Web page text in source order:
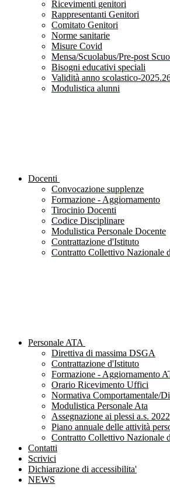
Ricevimenti genitori
Rappresentanti Genitori
Comitato Genitori
Norme sanitarie
Misure Covid
Mensa/Scuolabus/Pre-post
Bisogni educativi speciali
Validità anno scolastico-
Modulistica alunni
Docenti
Convocazione supplenze
Formazione - Aggiornamento
Tirocinio Docenti
Codice Disciplinare
Modulistica Personale Docente
Contrattazione d'Istituto
Contratto Collettivo Nazionale
Personale ATA
Direttiva di massima DSGA
Contrattazione d'Istituto
Formazione - Aggiornamento
Orario Ricevimento Uffici
Normativa Comportamentale/
Modulistica Personale Ata
Assegnazione ai plessi a.s.
Piano annuale delle attività
Contratto Collettivo Nazionale
Contatti
Scrivici
Dichiarazione di accessibilita'
NEWS